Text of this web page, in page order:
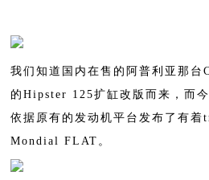
我们知道国内在售的阿普利亚那台
的Hipster 125扩缸改版而来，而
依据原有的发动机平台发布了有
Mondial FLAT。